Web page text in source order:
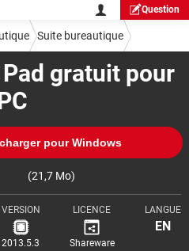
Question
gratuit pour
pour Windows
(21,7 Mo)
VERSION
2013.5.3
LICENCE
Shareware
LANGUE
EN
Suite bureautique